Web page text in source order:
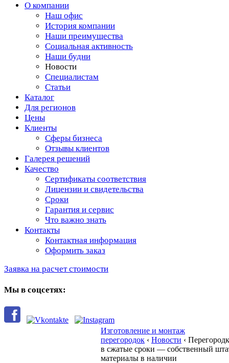
О компании
Наш офис
История компании
Наши преимущества
Социальная активность
Наши будни
Новости
Специалистам
Статьи
Каталог
Для регионов
Цены
Клиенты
Сферы бизнеса
Отзывы клиентов
Галерея решений
Качество
Сертификаты соответствия
Лицензии и свидетельства
Сроки
Гарантия и сервис
Что важно знать
Контакты
Контактная информация
Оформить заказ
Заявка на расчет стоимости
Мы в соцсетях:
Изготовление и монтаж
перегородок ‹ Новости ‹
в сжатые сроки — собственный
материалы в наличии